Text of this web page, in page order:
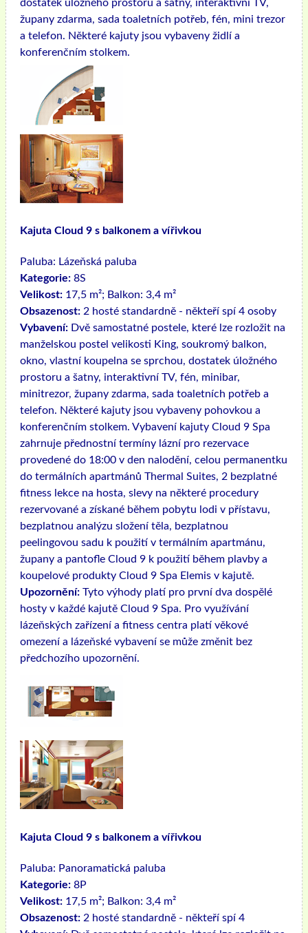
dostatek úložného prostoru a šatny, interaktivní TV,
župany zdarma, sada toaletních potřeb, fén, mini trezor
a telefon. Některé kajuty jsou vybaveny židlí a
konferenčním stolkem.
Kajuta Cloud 9 s balkonem a vířivkou
Paluba: Lázeňská paluba
Kategorie: 8S
Velikost: 17,5 m²; Balkon: 3,4 m²
Obsazenost: 2 hosté standardně - někteří spí 4 osoby
Vybavení: Dvě samostatné postele, které lze rozložit na
manželskou postel velikosti King, soukromý balkon,
okno, vlastní koupelna se sprchou, dostatek úložného
prostoru a šatny, interaktivní TV, fén, minibar,
minitrezor, župany zdarma, sada toaletních potřeb a
telefon. Některé kajuty jsou vybaveny pohovkou a
konferenčním stolkem. Vybavení kajuty Cloud 9 Spa
zahrnuje přednostní termíny lázní pro rezervace
provedené do 18:00 v den nalodění, celou permanentku
do termálních apartmánů Thermal Suites, 2 bezplatné
fitness lekce na hosta, slevy na některé procedury
rezervované a získané během pobytu lodi v přístavu,
bezplatnou analýzu složení těla, bezplatnou
peelingovou sadu k použití v termálním apartmánu,
župany a pantofle Cloud 9 k použití během plavby a
koupelové produkty Cloud 9 Spa Elemis v kajutě.
Upozornění: Tyto výhody platí pro první dva dospělé
hosty v každé kajutě Cloud 9 Spa. Pro využívání
lázeňských zařízení a fitness centra platí věkové
omezení a lázeňské vybavení se může změnit bez
předchozího upozornění.
Kajuta Cloud 9 s balkonem a vířivkou
Paluba: Panoramatická paluba
Kategorie: 8P
Velikost: 17,5 m²; Balkon: 3,4 m²
Obsazenost: 2 hosté standardně - někteří spí 4